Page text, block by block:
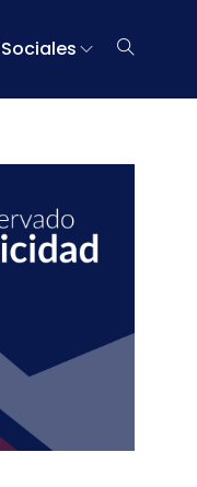
Sociales